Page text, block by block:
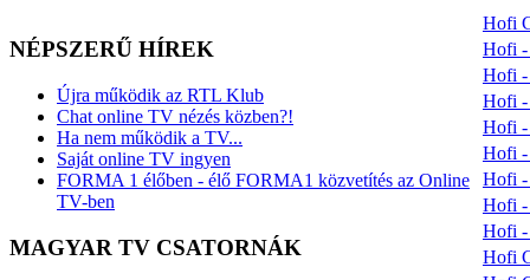
NÉPSZERŰ HÍREK
Újra működik az RTL Klub
Chat online TV nézés közben?!
Ha nem működik a TV...
Saját online TV ingyen
FORMA 1 élőben - élő FORMA1 közvetítés az Online
TV-ben
MAGYAR TV CSATORNÁK
Hofi
Hofi -
Hofi -
Hofi -
Hofi -
Hofi -
Hofi -
Hofi -
Hofi -
Hofi